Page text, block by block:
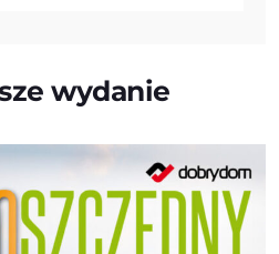
wydanie